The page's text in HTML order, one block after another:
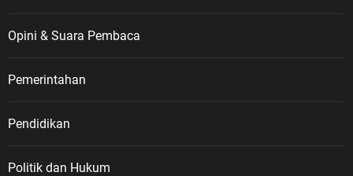
Opini & Suara Pembaca
Pemerintahan
Pendidikan
Politik dan Hukum